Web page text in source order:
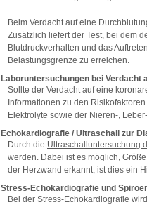
Beim Verdacht auf eine
Zusätzlich liefert der Test, bei dem
Blutdruckverhalten und das
Belastungsgrenze zu erreichen.
Laboruntersuchungen bei Verdacht
Sollte der Verdacht auf eine
Informationen zu den
Elektrolyte sowie der Nieren-,
Echokardiografie / Ultraschall zur
Durch die Ultraschalluntersuchung
werden. Dabei ist es möglich,
der Herzwand erkannt, ist dies ein
Stress-Echokardiografie und
Bei der Stress-Echokardiografie